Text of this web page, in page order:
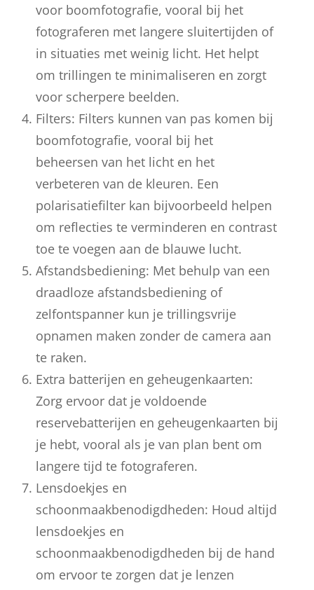
voor boomfotografie, vooral bij het
fotograferen met langere sluitertijden of
in situaties met weinig licht. Het helpt
om trillingen te minimaliseren en zorgt
voor scherpere beelden.
Filters: Filters kunnen van pas komen bij
boomfotografie, vooral bij het
beheersen van het licht en het
verbeteren van de kleuren. Een
polarisatiefilter kan bijvoorbeeld helpen
om reflecties te verminderen en contrast
toe te voegen aan de blauwe lucht.
Afstandsbediening: Met behulp van een
draadloze afstandsbediening of
zelfontspanner kun je trillingsvrije
opnamen maken zonder de camera aan
te raken.
Extra batterijen en geheugenkaarten:
Zorg ervoor dat je voldoende
reservebatterijen en geheugenkaarten bij
je hebt, vooral als je van plan bent om
langere tijd te fotograferen.
Lensdoekjes en
schoonmaakbenodigdheden: Houd altijd
lensdoekjes en
schoonmaakbenodigdheden bij de hand
om ervoor te zorgen dat je lenzen